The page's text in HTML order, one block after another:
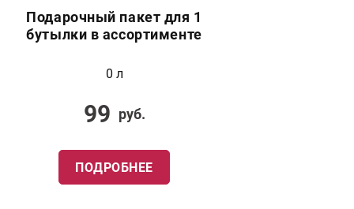
Подарочный пакет для 1
бутылки в ассортименте
0 л
99 руб.
ПОДРОБНЕЕ